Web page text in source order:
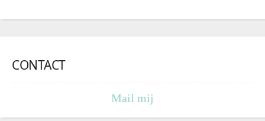
CONTACT
Mail mij